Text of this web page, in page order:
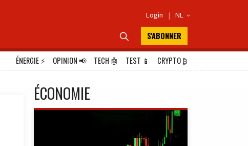
Login | NL 
 S'ABONNER
ÉNERGIE⚡ OPINION📢 TECH 🤖 TEST 📱 CRYPTO₿
ÉCONOMIE